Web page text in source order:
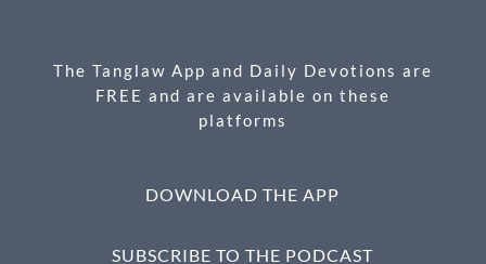
kThe Tanglaw App and Daily Devotions are
FREE and are available on these
platforms
DOWNLOAD THE APP
SUBSCRIBE TO THE PODCAST